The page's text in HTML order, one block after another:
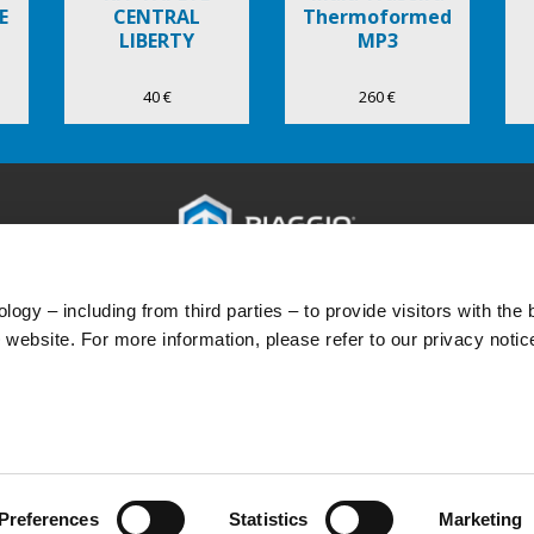
– including from third parties – to provide visitors with the
website. For more information, please refer to our privacy
Preferences Statistics Marketing
CENTRAL
LIBERTY
40 €
Thermoformed
MP3
260 €
ACESSÓRIOS
Acessórios
MUNDO PIAGGIO
Notícias
História
SERVIÇOS
Serviços após-
Garantia de 4